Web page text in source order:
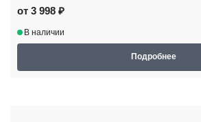
от 3 998 ₽
В наличии
Подробнее